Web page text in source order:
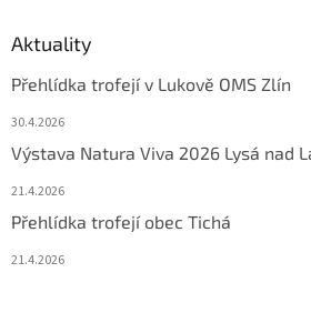
Aktuality
Přehlídka trofejí v Lukově OMS Zlín
30.4.2026
Výstava Natura Viva 2026 Lysá nad
21.4.2026
Přehlídka trofejí obec Tichá
21.4.2026